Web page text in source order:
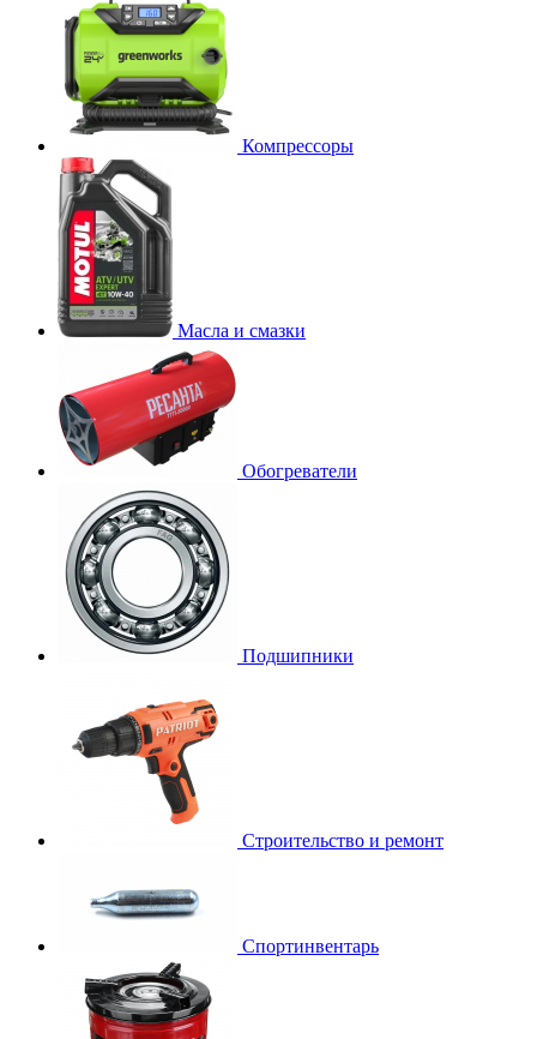
Компрессоры
Масла и смазки
Обогреватели
Подшипники
Строительство и ремонт
Спортинвентарь